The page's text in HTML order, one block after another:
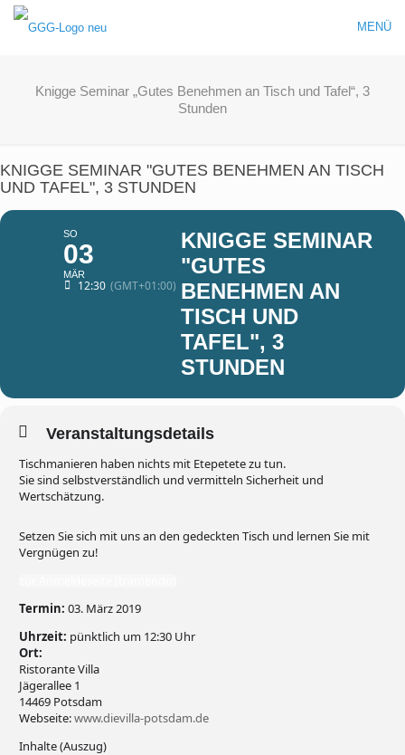
MENÜ
Knigge Seminar „Gutes Benehmen an Tisch und Tafel“, 3
Stunden
KNIGGE SEMINAR "GUTES BENEHMEN AN TISCH
UND TAFEL", 3 STUNDEN
SO
03
MÄR
12:30 (GMT+01:00)
KNIGGE SEMINAR
"GUTES
BENEHMEN AN
TISCH UND
TAFEL", 3
STUNDEN
Veranstaltungsdetails
Tischmanieren haben nichts mit Etepetete zu tun.
Sie sind selbstverständlich und vermitteln Sicherheit und
Wertschätzung.
Setzen Sie sich mit uns an den gedeckten Tisch und lernen Sie mit
Vergnügen zu!
Termin: 03. März 2019
Uhrzeit: pünktlich um 12:30 Uhr
Ort:
Ristorante Villa
Jägerallee 1
14469 Potsdam
Webseite:www.dievilla-potsdam.de
Inhalte (Auszug)